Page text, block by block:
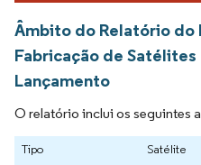
Âmbito do Relatório do
Fabricação de Satélites
Lançamento
O relatório inclui os seguintes
Tipo
Satélite